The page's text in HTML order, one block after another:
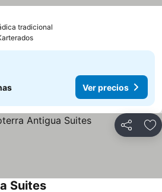
tradicional
Ver precios
Compartir
Suites